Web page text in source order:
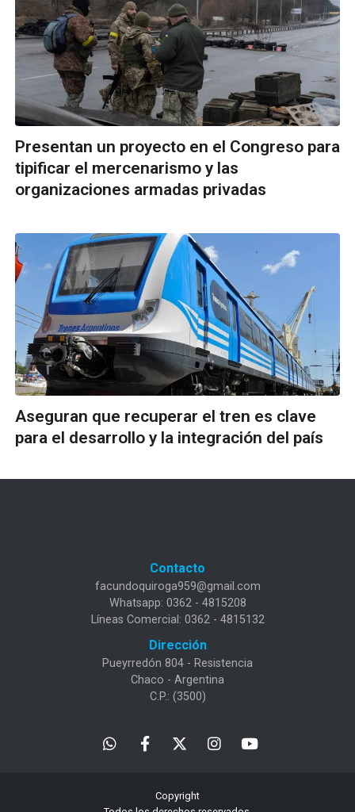
Presentan un proyecto en el Congreso para
tipificar el mercenarismo y las
organizaciones armadas privadas
Aseguran que recuperar el tren es clave
para el desarrollo y la integración del país
Contacto
facundoquiroga959@gmail.com
Whatsapp: 0362 - 4815208
Líneas Comercial: 0362 - 4815132
Dirección
Pueyrredón 804 - Resistencia
Chaco - Argentina
C.P.: (3500)
Copyright